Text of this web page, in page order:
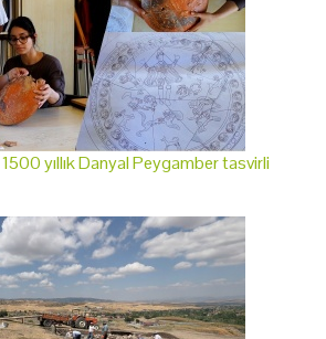
yıllık Danyal Peygamber tasvirli